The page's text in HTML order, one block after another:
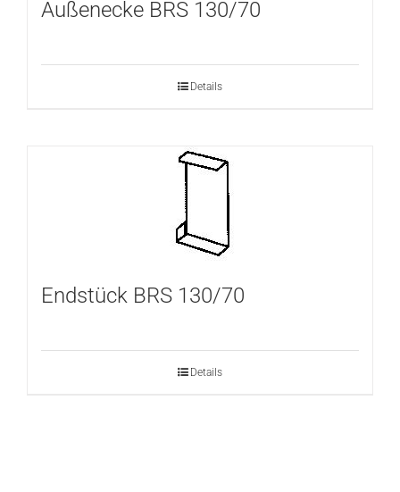
Außenecke BRS 130/70
Details
Endstück BRS 130/70
Details